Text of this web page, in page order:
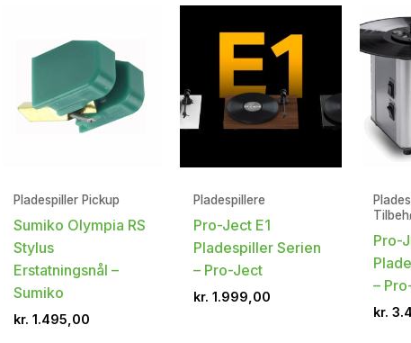
Pladespiller Pickup
Sumiko Olympia RS
Stylus
Erstatningsnål –
Sumiko
kr. 1.495,00
Pladespillere
Pro-Ject E1
Pladespiller Serien
– Pro-Ject
kr. 1.999,00
Pro-
–
kr.